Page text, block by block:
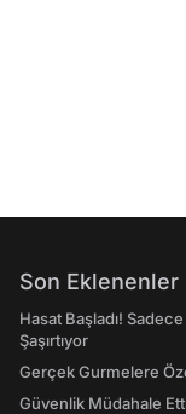
Son Eklenenler
Hasat Başladı!
Şaşırtıyor
Gerçek Gurmelere
Güvenlik Müdahale